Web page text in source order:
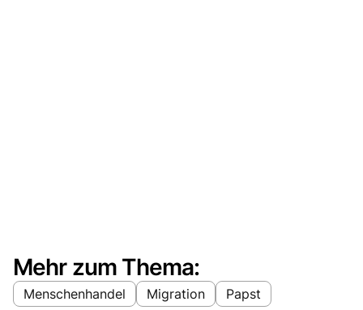
Mehr zum Thema:
Menschenhandel Migration Papst